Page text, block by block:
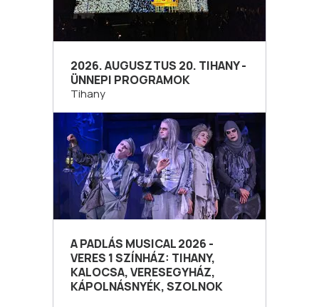
2026. AUGUSZTUS 20. TIHANY -
ÜNNEPI PROGRAMOK
Tihany
A PADLÁS MUSICAL 2026 -
VERES 1 SZÍNHÁZ: TIHANY,
KALOCSA, VERESEGYHÁZ,
KÁPOLNÁSNYÉK, SZOLNOK